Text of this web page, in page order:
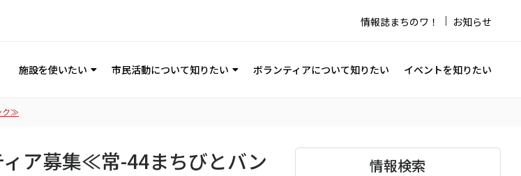
情報誌まちのワ！ お知らせ
施設を使いたい 市民活動について知りたい ボランティアについて知りたい イベントを知りたい
ク≫
ィア募集≪常-44まちびとバン
情報検索